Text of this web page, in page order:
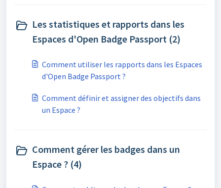
Les statistiques et rapports dans les
Espaces d'Open Badge Passport (2)
Comment utiliser les rapports dans les Espaces
d'Open Badge Passport ?
Comment définir et assigner des objectifs dans
un Espace ?
Comment gérer les badges dans un
Espace ? (4)